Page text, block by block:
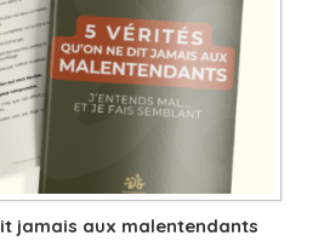
jamais aux malentendants